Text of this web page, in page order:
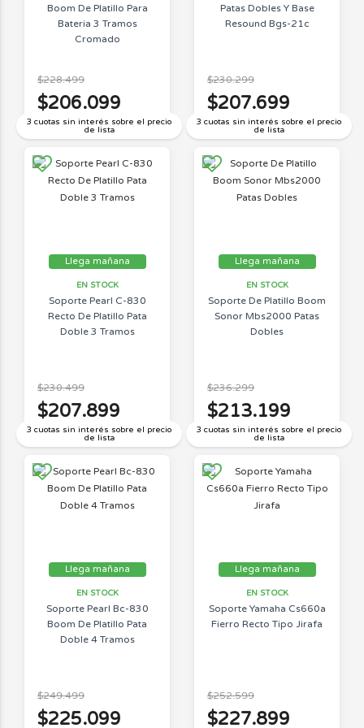
Boom De Platillo Para
Bateria 3 Tramos
Cromado
3 cuotas sin interés sobre el precio
de lista
$228.499
$206.099
Patas Dobles Y Base
Resound Bgs-21c
3 cuotas sin interés sobre el precio
de lista
$230.299
$207.699
Llega mañana
EN STOCK
Soporte Pearl C-830
Recto De Platillo Pata
Doble 3 Tramos
3 cuotas sin interés sobre el precio
de lista
$230.499
$207.899
Llega mañana
EN STOCK
Soporte De Platillo Boom
Sonor Mbs2000 Patas
Dobles
3 cuotas sin interés sobre el precio
de lista
$236.299
$213.199
Llega mañana
EN STOCK
Soporte Pearl Bc-830
Boom De Platillo Pata
Doble 4 Tramos
$249.499
$225.099
Llega mañana
EN STOCK
Soporte Yamaha Cs660a
Fierro Recto Tipo Jirafa
$252.599
$227.899